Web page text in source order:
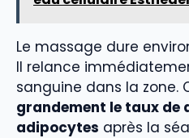
Le massage dure
Il relance
sanguine dans la zone.
grandement le taux de
adipocytes après la